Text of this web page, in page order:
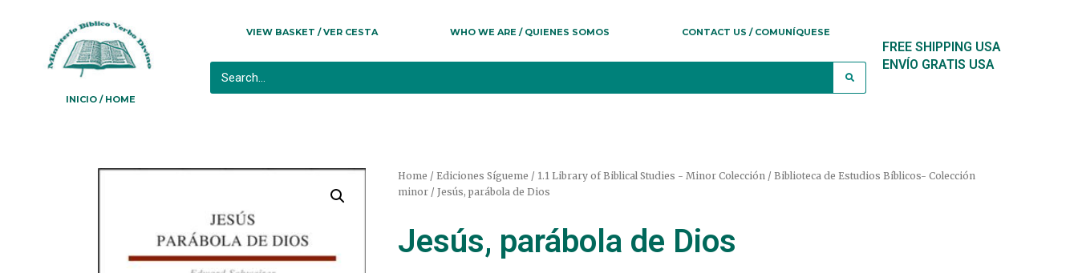
INICIO / HOME
VIEW BASKET / VER CESTA WHO WE ARE / QUIENES SOMOS CONTACT US / COMUNÍQUESE
FREE SHIPPING USA
ENVÍO GRATIS USA
Home / Ediciones Sígueme / 1.1 Library of Biblical Studies - Minor Colección / Biblioteca de Estudios Bíblicos- Colección
minor/ Jesús, parábola de Dios
Jesús, parábola de Dios